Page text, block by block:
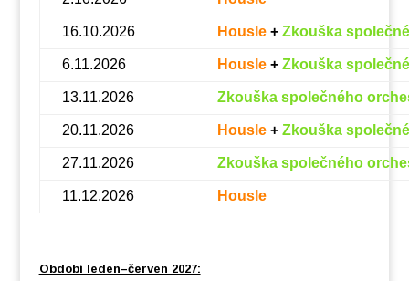
16.10.2026 Housle + Zkouška
6.11.2026 Housle + Zkouška
13.11.2026 Zkouška společného
20.11.2026 Housle + Zkouška
27.11.2026 Zkouška společného
11.12.2026 Housle
Období leden–červen 2027: